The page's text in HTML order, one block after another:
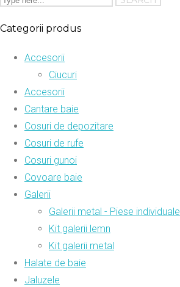
Categorii produs
Accesorii
Ciucuri
Accesorii
Cantare baie
Cosuri de depozitare
Cosuri de rufe
Cosuri gunoi
Covoare baie
Galerii
Galerii metal - Piese individuale
Kit galerii lemn
Kit galerii metal
Halate de baie
Jaluzele